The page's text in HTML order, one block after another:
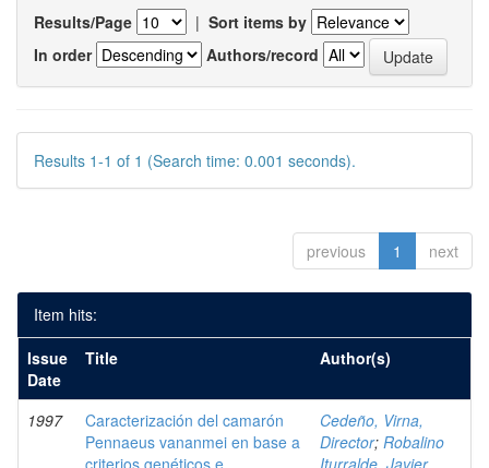
Results/Page | Sort items by
In order
Authors/record
Results 1-1 of 1 (Search time: 0.001 seconds).
previous 1 next
Item hits:
Issue
Date
Title Author(s)
1997
Caracterización del camarón
Pennaeus vananmei en base a
criterios genéticos e
Cedeño, Virna,
Director; Robalino
Iturralde, Javier